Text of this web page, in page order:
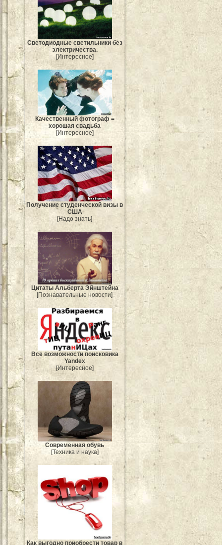
Светодиодные светильники без
электричества.
[Интересное]
Качественный фотограф =
хорошая свадьба
[Интересное]
Получение студенческой визы в
США
[Надо знать]
Цитаты Альберта Эйнштейна
[Познавательные новости]
Все возможности поисковика
Yandex
[Интересное]
Современная обувь
[Техника и наука]
Как выгодно приобрести товар в